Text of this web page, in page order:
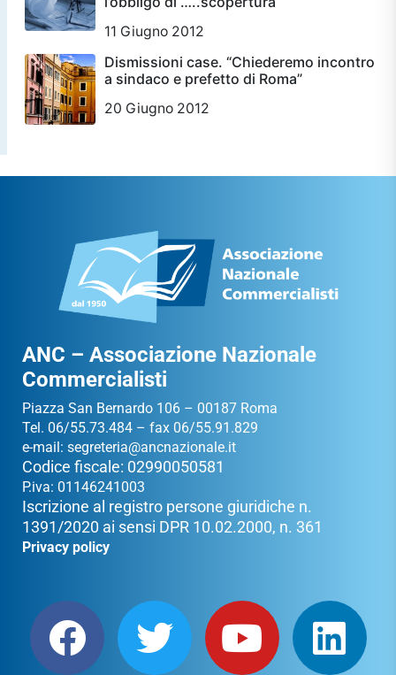
11 Giugno 2012
Dismissioni case. “Chiederemo incontro
a sindaco e prefetto di Roma”
20 Giugno 2012
ANC – Associazione Nazionale
Commercialisti
Piazza San Bernardo 106 – 00187 Roma
Tel. 06/55.73.484 – fax 06/55.91.829
e-mail: segreteria@ancnazionale.it
Codice fiscale: 02990050581
P.iva: 01146241003
Iscrizione al registro persone giuridiche n.
1391/2020 ai sensi DPR 10.02.2000, n. 361
Privacy policy